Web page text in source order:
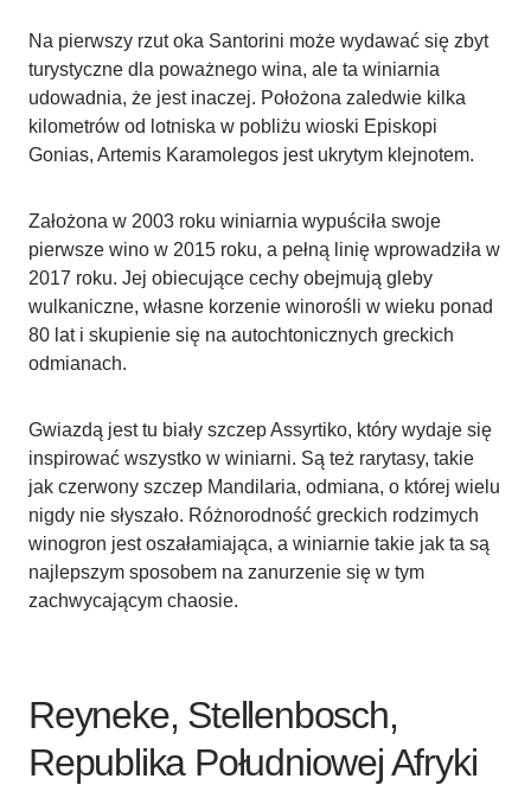
Na pierwszy rzut oka Santorini może wydawać się zbyt
turystyczne dla poważnego wina, ale ta winiarnia
udowadnia, że jest inaczej. Położona zaledwie kilka
kilometrów od lotniska w pobliżu wioski Episkopi
Gonias, Artemis Karamolegos jest ukrytym klejnotem.
Założona w 2003 roku winiarnia wypuściła swoje
pierwsze wino w 2015 roku, a pełną linię wprowadziła w
2017 roku. Jej obiecujące cechy obejmują gleby
wulkaniczne, własne korzenie winorośli w wieku ponad
80 lat i skupienie się na autochtonicznych greckich
odmianach.
Gwiazdą jest tu biały szczep Assyrtiko, który wydaje się
inspirować wszystko w winiarni. Są też rarytasy, takie
jak czerwony szczep Mandilaria, odmiana, o której wielu
nigdy nie słyszało. Różnorodność greckich rodzimych
winogron jest oszałamiająca, a winiarnie takie jak ta są
najlepszym sposobem na zanurzenie się w tym
zachwycającym chaosie.
Reyneke, Stellenbosch,
Republika Południowej Afryki